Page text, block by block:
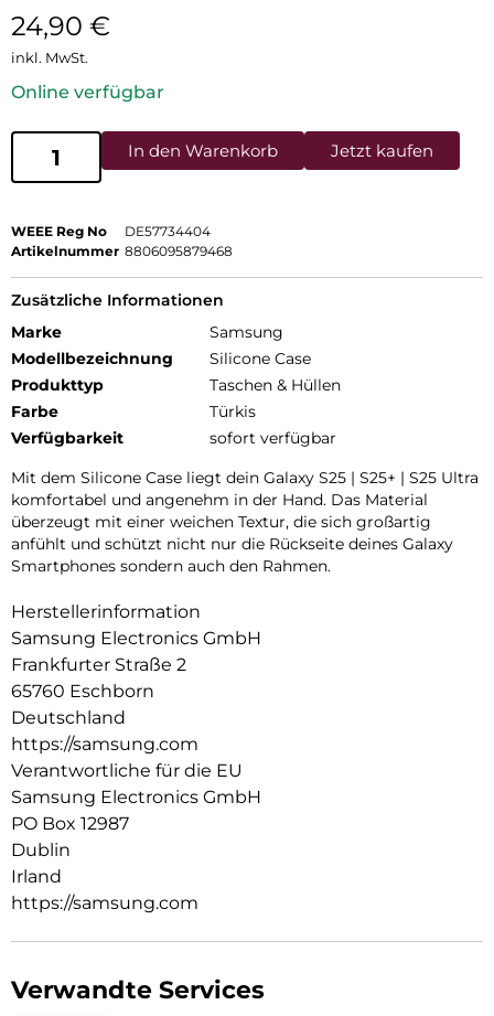
24,90 €
inkl. MwSt.
Online verfügbar
In den Warenkorb Jetzt kaufen
WEEE Reg No
DE57734404
Artikelnummer 8806095879468
Zusätzliche Informationen
Marke
Samsung
Modellbezeichnung
Silicone Case
Produkttyp
Taschen & Hüllen
Farbe
Türkis
Verfügbarkeit
sofort verfügbar
Mit dem Silicone Case liegt dein Galaxy S25 | S25+ | S25 Ultra
komfortabel und angenehm in der Hand. Das Material
überzeugt mit einer weichen Textur, die sich großartig
anfühlt und schützt nicht nur die Rückseite deines Galaxy
Smartphones sondern auch den Rahmen.
Herstellerinformation
Samsung Electronics GmbH
Frankfurter Straße 2
65760 Eschborn
Deutschland
https://samsung.com
Verantwortliche für die EU
Samsung Electronics GmbH
PO Box 12987
Dublin
Irland
https://samsung.com
Verwandte Services